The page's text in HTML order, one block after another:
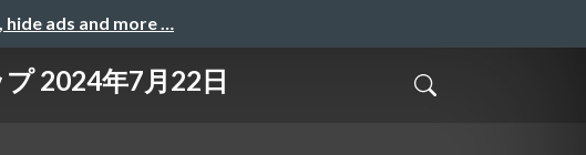
ads and more …
2024年7月22日